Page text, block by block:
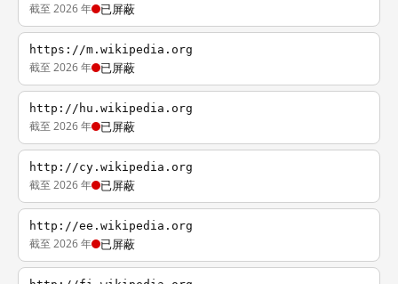
截至 2026 年 已屏蔽
https://m.wikipedia.org
截至 2026 年 已屏蔽
http://hu.wikipedia.org
截至 2026 年 已屏蔽
http://cy.wikipedia.org
截至 2026 年 已屏蔽
http://ee.wikipedia.org
截至 2026 年 已屏蔽